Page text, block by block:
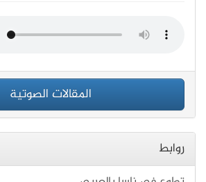
المقالات الصوتية
روابط